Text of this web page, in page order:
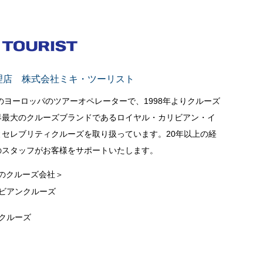
店 株式会社ミキ・ツーリスト
ヨーロッパのツアーオペレーターで、1998年よりクルーズ
大のクルーズブランドであるロイヤル・カリビアン・イ
レブリティクルーズを取り扱っています。20年以上の経
タッフがお客様をサポートいたします。
クルーズ会社＞
アンクルーズ
ルーズ